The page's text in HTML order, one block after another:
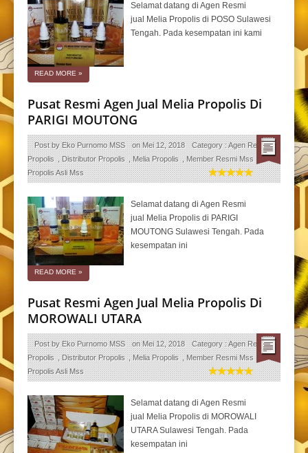
Selamat datang di Agen Resmi
jual Melia Propolis di POSO Sulawesi
Tengah. Pada kesempatan ini kami
READ MORE »
Pusat Resmi Agen Jual Melia Propolis Di
PARIGI MOUTONG
Post byEko Purnomo MSS onMei 12, 2018 Category :Agen Resmi
Propolis ,Distributor Propolis ,Melia Propolis ,Member Resmi Mss
Propolis Asli Mss
Selamat datang di Agen Resmi
jual Melia Propolis di PARIGI
MOUTONG Sulawesi Tengah. Pada
kesempatan ini
READ MORE »
Pusat Resmi Agen Jual Melia Propolis Di
MOROWALI UTARA
Post byEko Purnomo MSS onMei 12, 2018 Category :Agen Resmi
Propolis ,Distributor Propolis ,Melia Propolis ,Member Resmi Mss
Propolis Asli Mss
Selamat datang di Agen Resmi
jual Melia Propolis di MOROWALI
UTARA Sulawesi Tengah. Pada
kesempatan ini